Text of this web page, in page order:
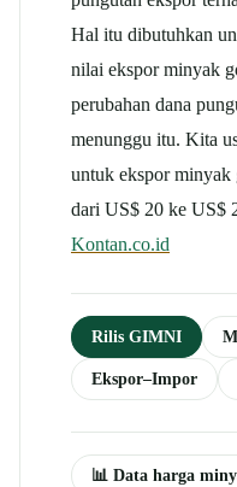
Hal itu dibutuhkan
nilai ekspor minyak
perubahan dana
menunggu itu. Kita
untuk ekspor minyak
dari US$ 20 ke US$
Kontan.co.id
Rilis GIMNI
Ekspor–Impor
📊 Data harga